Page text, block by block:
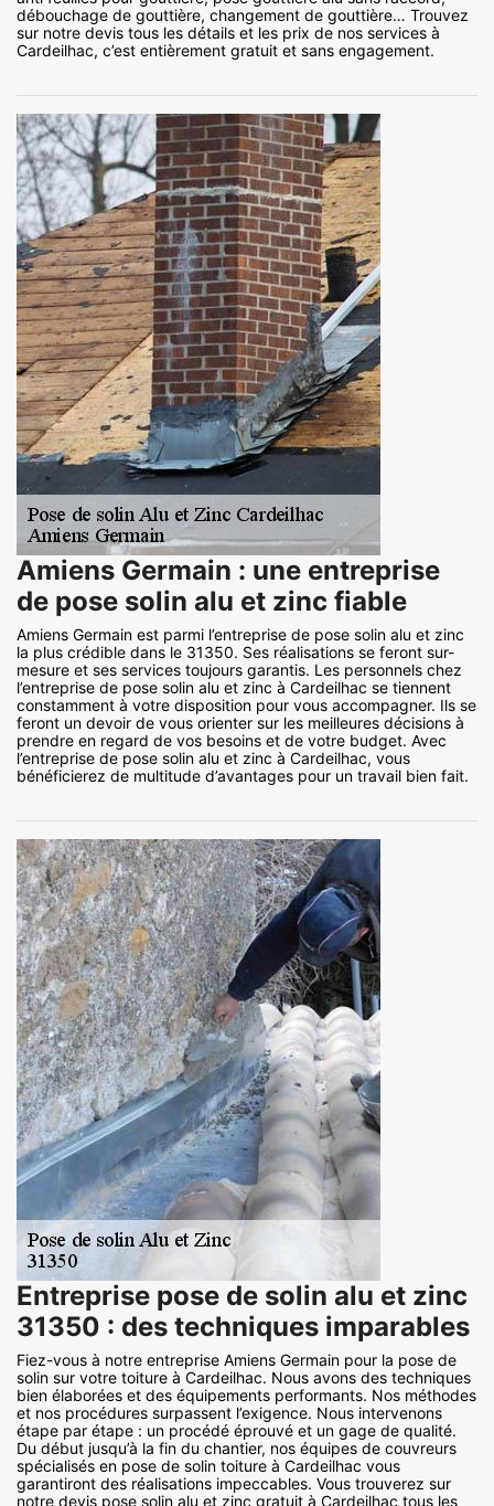
débouchage de gouttière, changement de gouttière… Trouvez
sur notre devis tous les détails et les prix de nos services à
Cardeilhac, c’est entièrement gratuit et sans engagement.
Amiens Germain : une entreprise
de pose solin alu et zinc fiable
Amiens Germain est parmi l’entreprise de pose solin alu et zinc
la plus crédible dans le 31350. Ses réalisations se feront sur-
mesure et ses services toujours garantis. Les personnels chez
l’entreprise de pose solin alu et zinc à Cardeilhac se tiennent
constamment à votre disposition pour vous accompagner. Ils se
feront un devoir de vous orienter sur les meilleures décisions à
prendre en regard de vos besoins et de votre budget. Avec
l’entreprise de pose solin alu et zinc à Cardeilhac, vous
bénéficierez de multitude d’avantages pour un travail bien fait.
Entreprise pose de solin alu et zinc
31350 : des techniques imparables
Fiez-vous à notre entreprise Amiens Germain pour la pose de
solin sur votre toiture à Cardeilhac. Nous avons des techniques
bien élaborées et des équipements performants. Nos méthodes
et nos procédures surpassent l’exigence. Nous intervenons
étape par étape : un procédé éprouvé et un gage de qualité.
Du début jusqu’à la fin du chantier, nos équipes de couvreurs
spécialisés en pose de solin toiture à Cardeilhac vous
garantiront des réalisations impeccables. Vous trouverez sur
notre devis pose solin alu et zinc gratuit à Cardeilhac tous les